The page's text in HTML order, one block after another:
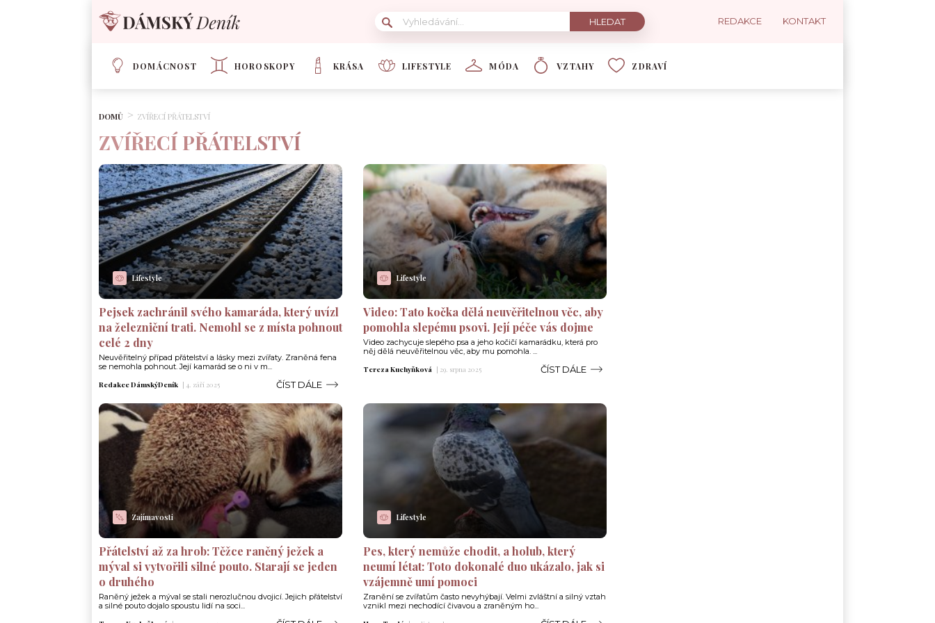
REDAKCE KONTAKT
DOMÁCNOST HOROSKOPY KRÁSA LIFESTYLE MÓDA VZTAHY ZDRAVÍ
DOMŮ ZVÍŘECÍ PŘÁTELSTVÍ
ZVÍŘECÍ PŘÁTELSTVÍ
Lifestyle
Pejsek zachránil svého kamaráda, který uvízl
na železniční trati. Nemohl se z místa pohnout
celé 2 dny
Neuvěřitelný případ přátelství a lásky mezi zvířaty. Zraněná fena
se nemohla pohnout. Její kamarád se o ni v m...
Redakce DámskýDeník | 4. září 2025 ČÍST DÁLE
Lifestyle
Video: Tato kočka dělá neuvěřitelnou věc, aby
pomohla slepému psovi. Její péče vás dojme
Video zachycuje slepého psa a jeho kočičí kamarádku, která pro
něj dělá neuvěřitelnou věc, aby mu pomohla. ...
Tereza Kuchyňková | 29. srpna 2025 ČÍST DÁLE
Zajímavosti
Přátelství až za hrob: Těžce raněný ježek a
mýval si vytvořili silné pouto. Starají se jeden
o druhého
Raněný ježek a mýval se stali nerozlučnou dvojicí. Jejich přátelství
a silné pouto dojalo spoustu lidí na soci...
Lifestyle
Pes, který nemůže chodit, a holub, který
neumí létat: Toto dokonalé duo ukázalo, jak si
vzájemně umí pomoci
Zranění se zvířatům často nevyhýbají. Velmi zvláštní a silný vztah
vznikl mezi nechodící čivavou a zraněným ho...